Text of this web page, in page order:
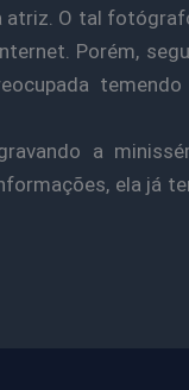
O tal
Porém,
a
ela já